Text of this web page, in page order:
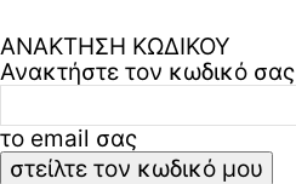
ΑΝΑΚΤΗΣΗ ΚΩΔΙΚΟΥ
Ανακτήστε τον κωδικό σας
το email σας